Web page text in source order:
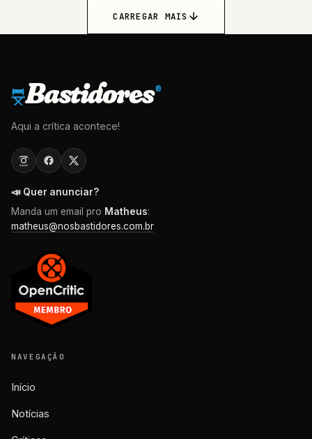
CARREGAR MAIS
Bastidores®
Aqui a crítica acontece!
📣 Quer anunciar?
Manda um email pro Matheus:
matheus@nosbastidores.com.br
NAVEGAÇÃO
Início
Notícias